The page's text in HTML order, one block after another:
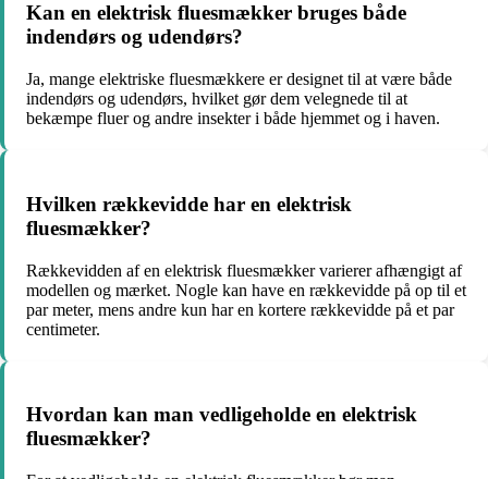
Kan en elektrisk fluesmækker bruges både
indendørs og udendørs?
Ja, mange elektriske fluesmækkere er designet til at være både
indendørs og udendørs, hvilket gør dem velegnede til at
bekæmpe fluer og andre insekter i både hjemmet og i haven.
Hvilken rækkevidde har en elektrisk
fluesmækker?
Rækkevidden af en elektrisk fluesmækker varierer afhængigt af
modellen og mærket. Nogle kan have en rækkevidde på op til et
par meter, mens andre kun har en kortere rækkevidde på et par
centimeter.
Hvordan kan man vedligeholde en elektrisk
fluesmækker?